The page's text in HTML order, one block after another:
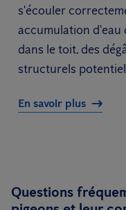
s'écouler
accumulation
dans le toit, des
structurels
En savoir plus
Questions